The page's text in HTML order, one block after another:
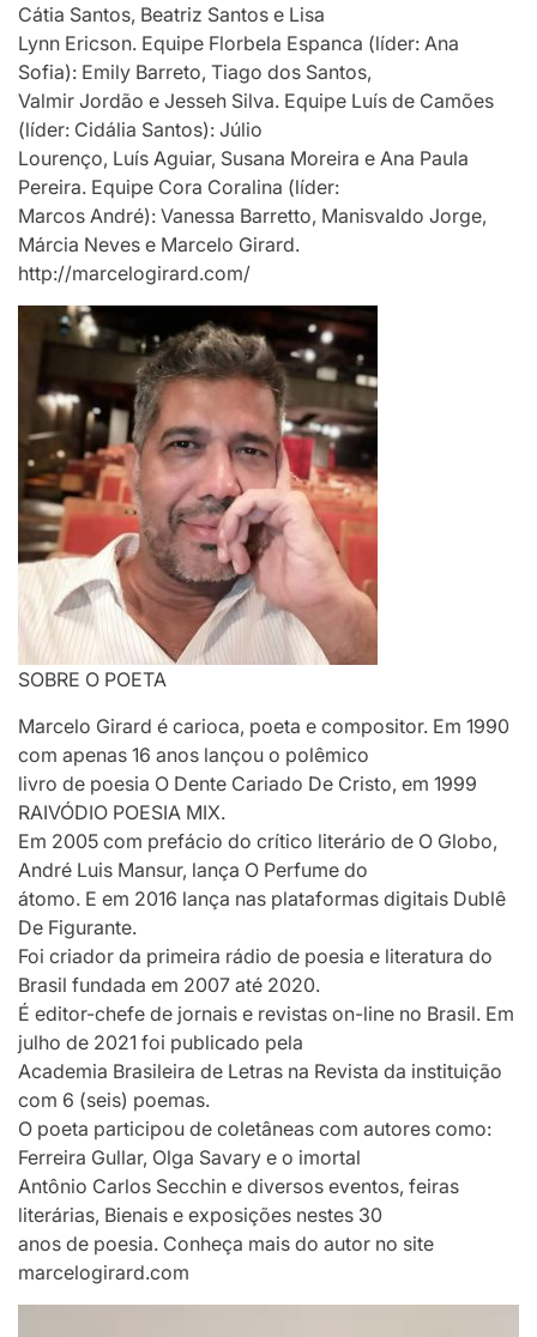
Cátia Santos, Beatriz Santos e Lisa
Lynn Ericson. Equipe Florbela Espanca (líder: Ana
Sofia): Emily Barreto, Tiago dos Santos,
Valmir Jordão e Jesseh Silva. Equipe Luís de Camões
(líder: Cidália Santos): Júlio
Lourenço, Luís Aguiar, Susana Moreira e Ana Paula
Pereira. Equipe Cora Coralina (líder:
Marcos André): Vanessa Barretto, Manisvaldo Jorge,
Márcia Neves e Marcelo Girard.
http://marcelogirard.com/
SOBRE O POETA
Marcelo Girard é carioca, poeta e compositor. Em 1990
com apenas 16 anos lançou o polêmico
livro de poesia O Dente Cariado De Cristo, em 1999
RAIVÓDIO POESIA MIX.
Em 2005 com prefácio do crítico literário de O Globo,
André Luis Mansur, lança O Perfume do
átomo. E em 2016 lança nas plataformas digitais Dublê
De Figurante.
Foi criador da primeira rádio de poesia e literatura do
Brasil fundada em 2007 até 2020.
É editor-chefe de jornais e revistas on-line no Brasil. Em
julho de 2021 foi publicado pela
Academia Brasileira de Letras na Revista da instituição
com 6 (seis) poemas.
O poeta participou de coletâneas com autores como:
Ferreira Gullar, Olga Savary e o imortal
Antônio Carlos Secchin e diversos eventos, feiras
literárias, Bienais e exposições nestes 30
anos de poesia. Conheça mais do autor no site
marcelogirard.com